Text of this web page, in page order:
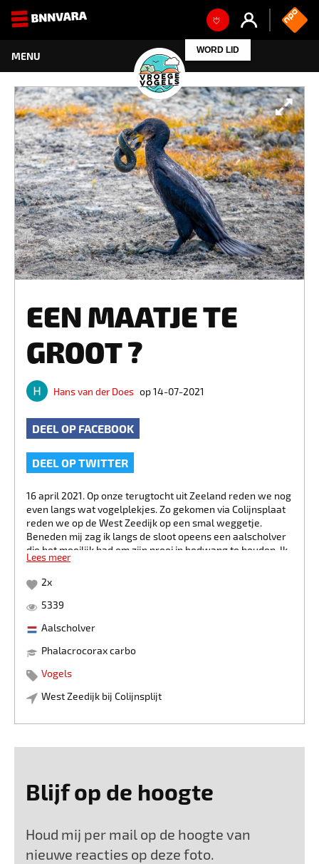
WORD LID
EEN MAATJE TE
GROOT ?
Hans van der Does op 14-07-2021
DEEL OP FACEBOOK
DEEL OP TWITTER
16 april 2021. Op onze terugtocht uit Zeeland reden we nog
even langs wat vogelplekjes. Zo gekomen via Colijnsplaat
reden we op de West Zeedijk op een smal weggetje.
Beneden mij zag ik langs de sloot opeens een aalscholver
die het moeilijk had om zijn prooi in bedwang te houden. Ik
moest even wachten op een tegenligger en heb toen
onmiddellijk mijn wagen stilgezet om nog even gauw deze
aalscholver te kieken. Hij schrok even van mij en ging
verder op in het land zitten. Intussen was hij zijn prooi even
er flink veel moeite mee, maar uiteindelijk verdween de
paling toch in zijn bek. Het heeft een hele serie foto's
opgeleverd.
Lees meer
2x
5339
Aalscholver
Phalacrocorax carbo
Vogels
West Zeedijk bij Colijnsplijt
Blijf op de hoogte
Houd mij per mail op de hoogte van
nieuwe reacties op deze foto.